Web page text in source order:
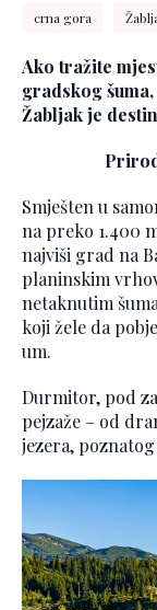
crna gora
Ako tražite
gradskog
Žabljak je
Smješten u
na preko 1.400
najviši grad na
planinskim
netaknutim
koji žele da
um.
Durmitor, pod
pejzaže – od
jezera,